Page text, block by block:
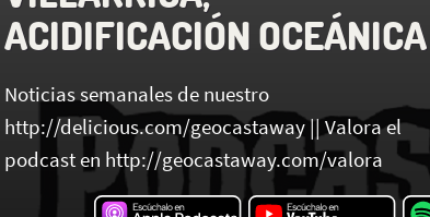
ACIDIFICACIÓN OCEÁNICA
Noticias semanales de nuestro
http://delicious.com/geocastaway || Valora el
podcast en http://geocastaway.com/valora